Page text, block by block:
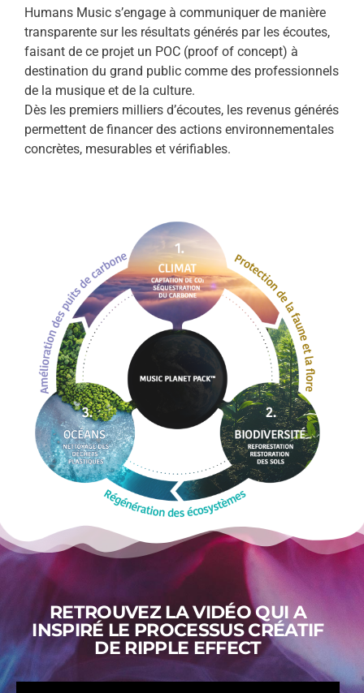
Humans Music s’engage à communiquer de manière
transparente sur les résultats générés par les écoutes,
faisant de ce projet un POC (proof of concept) à
destination du grand public comme des professionnels
de la musique et de la culture.
Dès les premiers milliers d’écoutes, les revenus générés
permettent de financer des actions environnementales
concrètes, mesurables et vérifiables.
RETROUVEZ LA VIDÉO QUI A
INSPIRÉ LE PROCESSUS CRÉATIF
DE RIPPLE EFFECT